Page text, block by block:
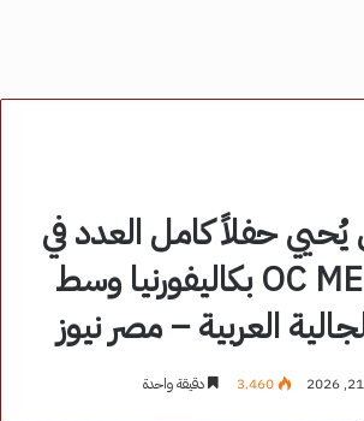
حفلاً كامل العدد في
مهرجان OC MENA بكاليفورنيا وسط
العربية – مصر نيوز
3٬460 دقيقة واحدة